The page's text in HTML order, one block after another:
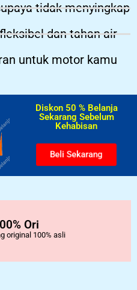
tidak menyingkap
dan tahan air
untuk motor kamu
Diskon 50 % Belanja
Sekarang Sebelum
Kehabisan​
Beli Sekarang
Ori
original 100% asli